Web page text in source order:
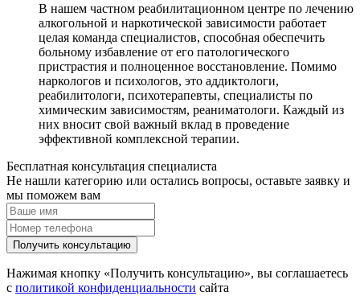
В нашем частном реабилитационном центре по лечению
алкогольной и наркотической зависимости работает
целая команда специалистов, способная обеспечить
больному избавление от его патологического
пристрастия и полноценное восстановление. Помимо
наркологов и психологов, это аддиктологи,
реабилитологи, психотерапевты, специалисты по
химическим зависимостям, реаниматологи. Каждый из
них вносит свой важный вклад в проведение
эффективной комплексной терапии.
Бесплатная консультация специалиста
Не нашли категорию или остались вопросы, оставьте заявку и
мы поможем вам
Получить консультацию
Нажимая кнопку «Получить консультацию», вы соглашаетесь
с политикой конфиденциальности сайта